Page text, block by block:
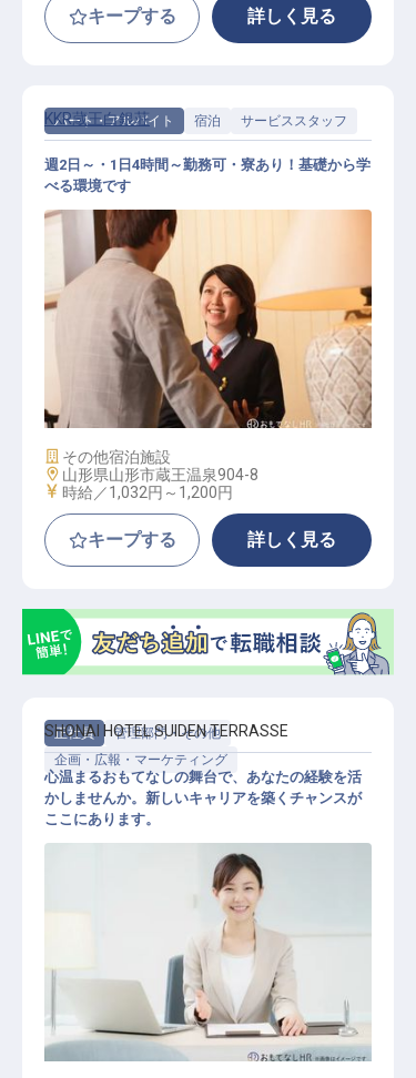
キープする 詳しく見る
パート・アルバイト 宿泊 サービススタッフ
フロントスタッフ・食堂ホールスタ
ッフ・調理補助・客室清掃
KKR蔵王白銀荘
週2日～・1日4時間～勤務可・寮あり！基礎から学
べる環境です
施設業態
その他宿泊施設
勤務地
山形県山形市蔵王温泉904-8
給与
時給／1,032円～ 1,200円
キープする 詳しく見る
正社員
管理部門・その他
企画・広報・マーケティング
マーケティングコミュニケーション
SHONAI HOTEL SUIDEN TERRASSE
心温まるおもてなしの舞台で、あなたの経験を活
かしませんか。新しいキャリアを築くチャンスが
ここにあります。